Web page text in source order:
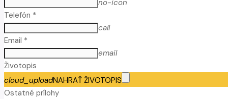
no-icon
Telefón *
call
Email *
email
Životopis
cloud_uploadNAHRAŤ ŽIVOTOPIS
Ostatné prílohy